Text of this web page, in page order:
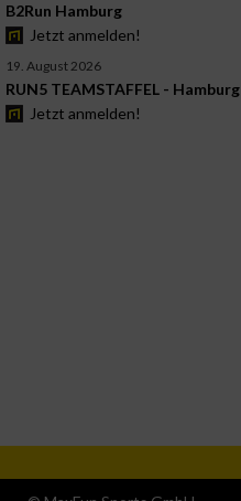
B2Run Hamburg
Jetzt anmelden!
19. August 2026
RUN5 TEAMSTAFFEL - Hamburg
Jetzt anmelden!